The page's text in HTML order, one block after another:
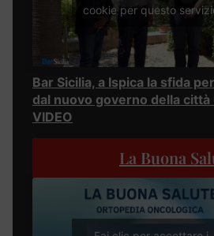
cookie per questo
Bar Sicilia, a Ispica la sfida
dal nuovo governo della città
VIDEO
La Buona